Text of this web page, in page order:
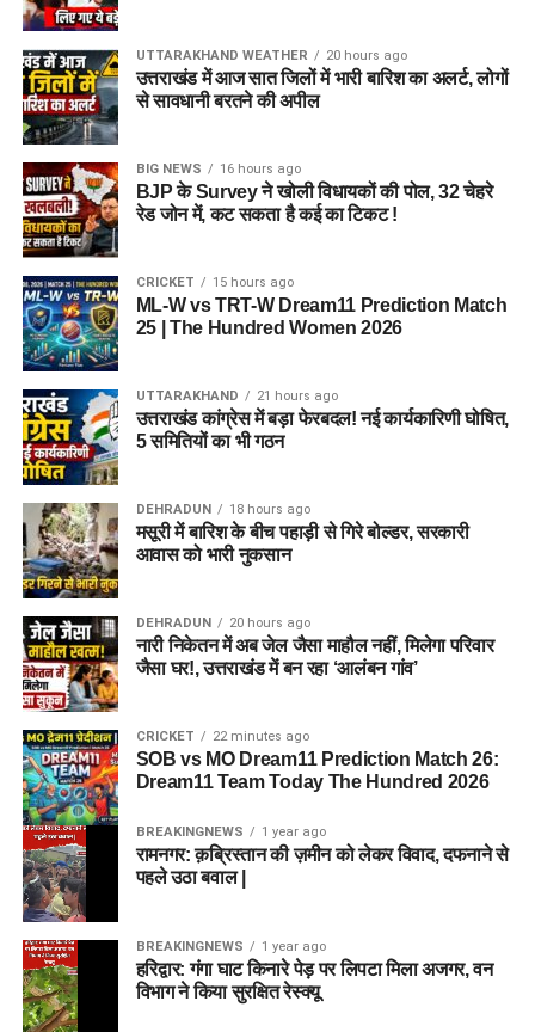
UTTARAKHAND WEATHER 20 hours ago
उत्तराखंड में आज सात जिलों में भारी बारिश का अलर्ट, लोगों
से सावधानी बरतने की अपील
BIG NEWS 16 hours ago
BJP के Survey ने खोली विधायकों की पोल, 32 चेहरे
रेड जोन में, कट सकता है कई का टिकट !
CRICKET 15 hours ago
ML-W vs TRT-W Dream11 Prediction Match
25 | The Hundred Women 2026
UTTARAKHAND 21 hours ago
उत्तराखंड कांग्रेस में बड़ा फेरबदल! नई कार्यकारिणी घोषित,
5 समितियों का भी गठन
DEHRADUN 18 hours ago
मसूरी में बारिश के बीच पहाड़ी से गिरे बोल्डर, सरकारी
आवास को भारी नुकसान
DEHRADUN 20 hours ago
नारी निकेतन में अब जेल जैसा माहौल नहीं, मिलेगा परिवार
जैसा घर!, उत्तराखंड में बन रहा ‘आलंबन गांव’
CRICKET 22 minutes ago
SOB vs MO Dream11 Prediction Match 26:
Dream11 Team Today The Hundred 2026
BREAKINGNEWS 1 year ago
रामनगर: क़ब्रिस्तान की ज़मीन को लेकर विवाद, दफनाने से
पहले उठा बवाल |
BREAKINGNEWS 1 year ago
हरिद्वार: गंगा घाट किनारे पेड़ पर लिपटा मिला अजगर, वन
विभाग ने किया सुरक्षित रेस्क्यू